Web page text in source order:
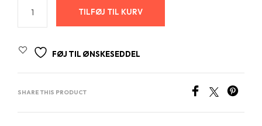
TILFØJ TIL KURV
FØJ TIL ØNSKESEDDEL
SHARE THIS PRODUCT